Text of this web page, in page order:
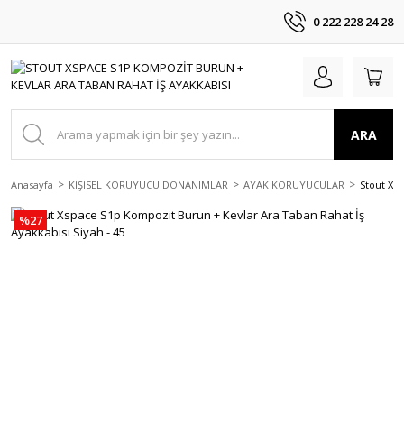
0 222 228 24 28
ARA
Anasayfa KİŞİSEL KORUYUCU DONANIMLAR AYAK KORUYUCULAR Stout
%27